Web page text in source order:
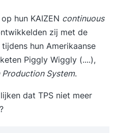
hun KAIZEN continuous
zij met de
hun Amerikaanse
Piggly Wiggly (....),
Production System.
dat TPS niet meer